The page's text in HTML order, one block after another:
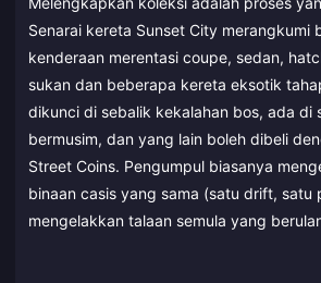
Senarai kereta Sunset City merangkumi
kenderaan merentasi coupe, sedan,
sukan dan beberapa kereta eksotik
dikunci di sebalik kekalahan bos, ada di
bermusim, dan yang lain boleh dibeli
Street Coins. Pengumpul biasanya
binaan casis yang sama (satu drift, satu
mengelakkan talaan semula yang